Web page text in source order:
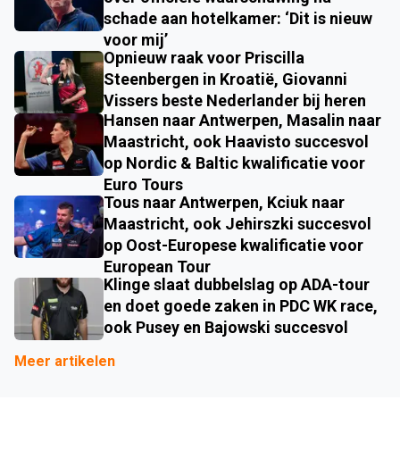
schade aan hotelkamer: ‘Dit is nieuw
voor mij’
Opnieuw raak voor Priscilla
Steenbergen in Kroatië, Giovanni
Vissers beste Nederlander bij heren
Hansen naar Antwerpen, Masalin naar
Maastricht, ook Haavisto succesvol
op Nordic & Baltic kwalificatie voor
Euro Tours
Tous naar Antwerpen, Kciuk naar
Maastricht, ook Jehirszki succesvol
op Oost-Europese kwalificatie voor
European Tour
Klinge slaat dubbelslag op ADA-tour
en doet goede zaken in PDC WK race,
ook Pusey en Bajowski succesvol
Meer artikelen